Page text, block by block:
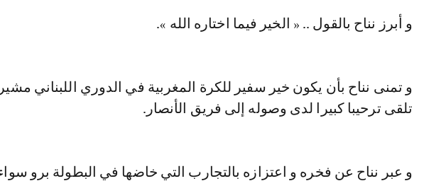
و أبرز نناح بالقول .. « الخير فيما اختاره الله ».
و تمنى نناح بأن يكون خير سفير للكرة المغربية في الدوري اللبناني
تلقى ترحيبا كبيرا لدى وصوله إلى فريق الأنصار.
و عبر نناح عن فخره و اعتزازه بالتجارب التي خاضها في البطولة برو